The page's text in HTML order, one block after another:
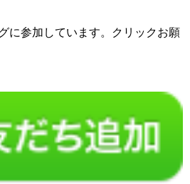
に参加しています。クリックお願